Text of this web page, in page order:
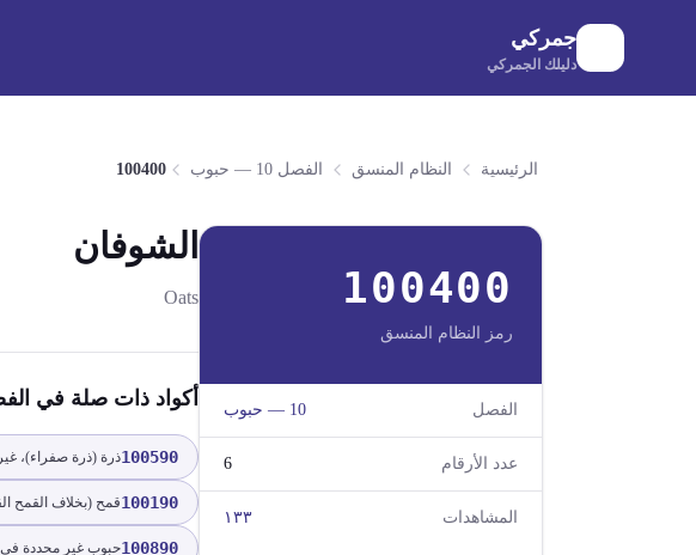
جمركي
دليلك الجمركي
الرئيسية النظام المنسق الفصل 10 — حبوب 100400
100400
رمز النظام المنسق
الفصل 10
— حبوب
عدد الأرقام 6
المشاهدات ١٣٣
الشوفان
Oats
أكواد ذات صلة في
100590
100190قمح (بخلاف القمح
100890